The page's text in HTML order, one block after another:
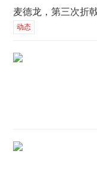
麦德龙，第三次折
动态